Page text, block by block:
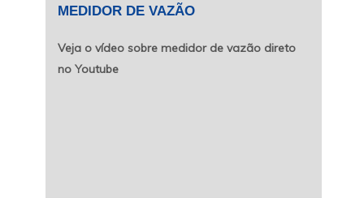
MEDIDOR DE VAZÃO
Veja o vídeo sobre medidor de vazão direto
no Youtube